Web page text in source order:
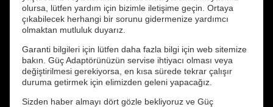
olursa, lütfen yardım için bizimle iletişime geçin. Ortaya
çıkabilecek herhangi bir sorunu gidermenize yardımcı
olmaktan mutluluk duyarız.
Garanti bilgileri için lütfen daha fazla bilgi için web sitemize
bakın. Güç Adaptörünüzün servise ihtiyacı olması veya
değiştirilmesi gerekiyorsa, en kısa sürede tekrar çalışır
duruma getirmek için elimizden geleni yapacağız.
Sizden haber almayı dört gözle bekliyoruz ve Güç